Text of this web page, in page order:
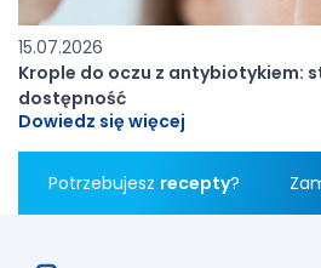
15.07.2026
Krople do oczu z antybiotykiem:
dostępność
Dowiedz się więcej
Potrzebujesz recepty?